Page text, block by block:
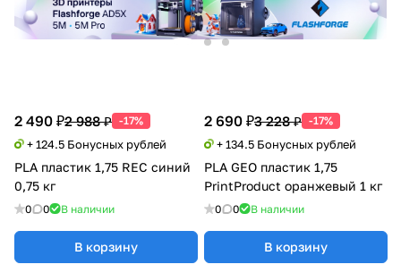
2 490 ₽2 988 ₽ -17%
+ 124.5 Бонусных рублей
PLA пластик 1,75 REC синий
0,75 кг
0 0 В наличии
В корзину
2 690 ₽3 228 ₽ -17%
+ 134.5 Бонусных рублей
PLA GEO пластик 1,75
PrintProduct оранжевый 1 кг
0 0 В наличии
В корзину